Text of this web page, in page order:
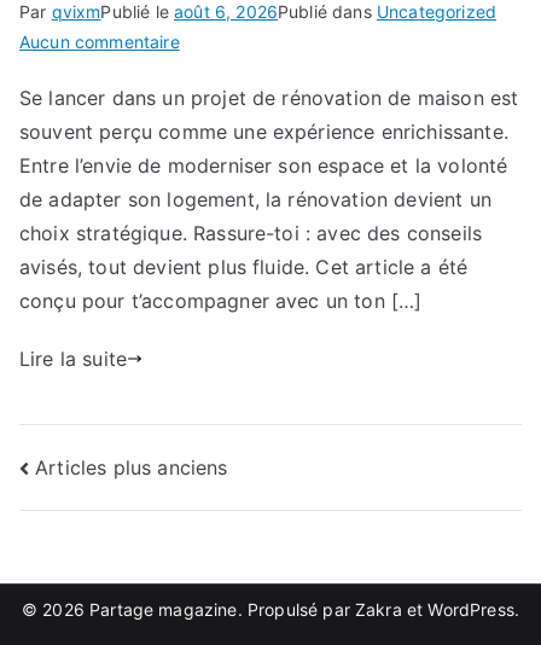
Par qvixmPublié leaoût 6, 2026Publié dans Uncategorized
Aucun commentairesur
de
maison
:
tout
ce
faut
savoir
Se lancer dans un projet de rénovation de maison est
souvent perçu comme une expérience enrichissante.
Entre l’envie de moderniser son espace et la volonté
de adapter son logement, la rénovation devient un
choix stratégique. Rassure-toi : avec des conseils
avisés, tout devient plus fluide. Cet article a été
conçu pour t’accompagner avec un ton […]
Lire la suite
Navigation
des
articles
Articles plus anciens
© 2026 Partage magazine. Propulsé par Zakra etWordPress.